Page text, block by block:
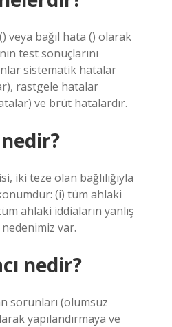
veya bağıl hata () olarak
test sonuçlarını
sistematik hatalar
rastgele hatalar
ve brüt hatalardır.
iki teze olan bağlılığıyla
(i) tüm ahlaki
ahlaki iddiaların yanlış
var.
nedir?
sorunları (olumsuz
yapılandırmaya ve